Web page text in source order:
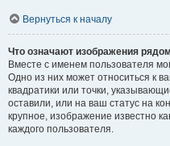
Вернуться к началу
Что означают изображения
Вместе с именем пользователя
Одно из них может относиться к
квадратики или точки,
оставили, или на ваш статус на
крупное, изображение известно
каждого пользователя.